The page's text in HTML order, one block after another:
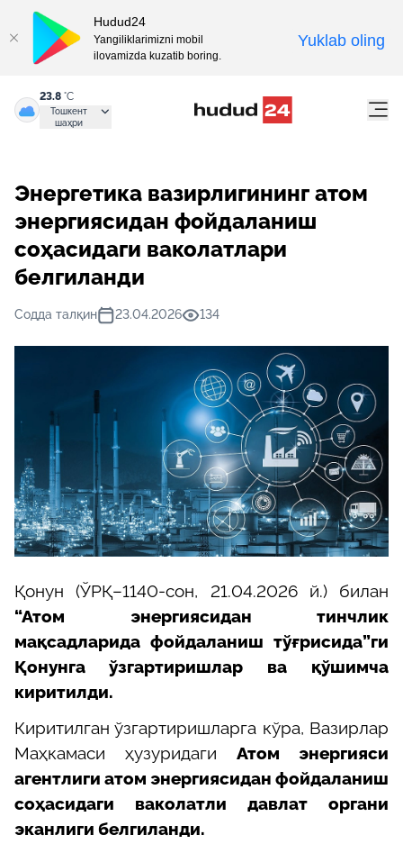
23.8 °C
Тошкент
шаҳри
Энергетика вазирлигининг атом
энергиясидан фойдаланиш
соҳасидаги ваколатлари
белгиланди
Содда талқин 23.04.2026 134
Қонун (ЎРҚ–1140-сон, 21.04.2026 й.) билан
“Атом энергиясидан тинчлик
мақсадларида фойдаланиш тўғрисида”ги
Қонунга ўзгартиришлар ва қўшимча
киритилди.
Киритилган ўзгартиришларга кўра, Вазирлар
Маҳкамаси ҳузуридаги Атом энергияси
агентлиги атом энергиясидан фойдаланиш
соҳасидаги ваколатли давлат органи
эканлиги белгиланди.
Hudud24
Yangiliklarimizni mobil
ilovamizda kuzatib boring.
Yuklab oling